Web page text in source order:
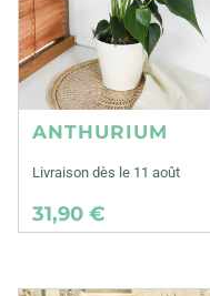
ANTHURIUM
Livraison dès le 11 août
31,90 €